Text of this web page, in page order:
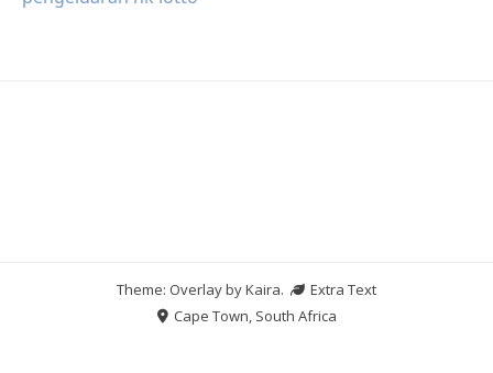
Theme: Overlay byKaira.
Extra Text
Cape Town, South Africa